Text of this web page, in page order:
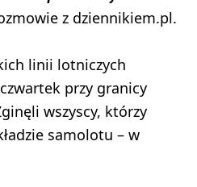
z dziennikiem.pl.
linii lotniczych
przy granicy
wszyscy, którzy
samolotu – w